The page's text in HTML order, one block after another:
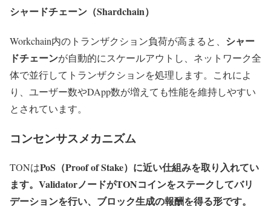
シャードチェーン（Shardchain）
Workchain内のトランザクション負荷が高まると、 シャー
ドチェーンが自動的にスケールアウトし、ネットワーク全
体で並行してトランザクションを処理します。これによ
り、ユーザー数やDApp数が増えても性能を維持しやすい
とされています。
コンセンサスメカニズム
TONはPoS（Proof of Stake）に近い仕組みを取り入れてい
ます。ValidatorノードがTONコインをステークしてバリ
デーションを行い、ブロック生成の報酬を得る形です。